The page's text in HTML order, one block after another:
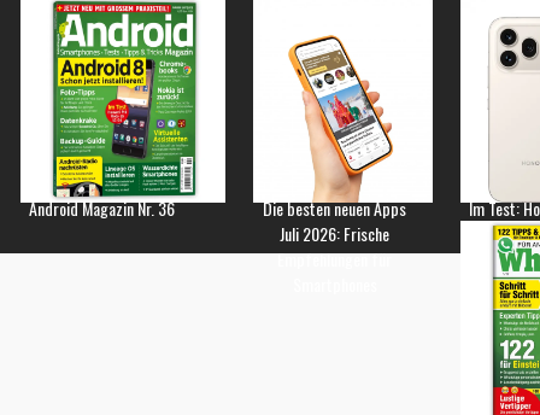
Android Magazin Nr. 36
Die besten neuen Apps
Juli 2026: Frische
Empfehlungen für
Im Test: